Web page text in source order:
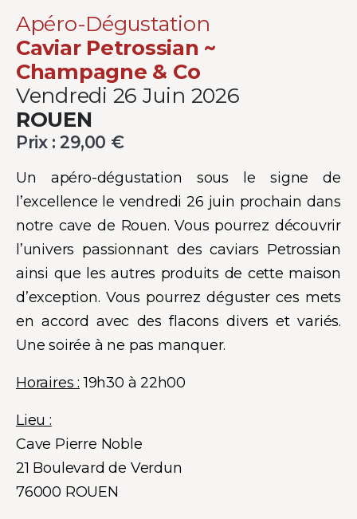
Apéro-Dégustation
Caviar Petrossian ~
Champagne & Co
Vendredi 26 Juin 2026
ROUEN
Prix :29,00 €
Un apéro-dégustation sous le signe de
l’excellence le vendredi 26 juin prochain dans
notre cave de Rouen. Vous pourrez découvrir
l’univers passionnant des caviars Petrossian
ainsi que les autres produits de cette maison
d’exception. Vous pourrez déguster ces mets
en accord avec des flacons divers et variés.
Une soirée à ne pas manquer.
Horaires : 19h30 à 22h00
Lieu :
Cave Pierre Noble
21 Boulevard de Verdun
76000 ROUEN